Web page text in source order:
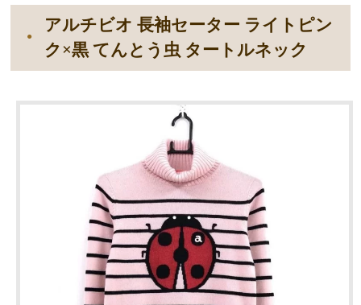
アルチビオ 長袖セーター ライトピン
ク×黒 てんとう虫 タートルネック